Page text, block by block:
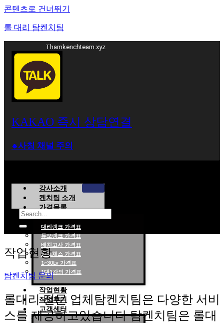
콘텐츠로 건너뛰기
롤 대리 탐켄치팀
Thamkenchteam.xyz
KAKAO 즉시 상담연결
⁕사칭 채널 주의
강사소개
켄치팀 소개
가격목록
대리랭크 가격표
듀오랭크 가격표
배치고사 가격표
롤토체스 가격표
1~30Lv 가격표
1대1강의 가격표
작업현황
작업후기
고객센터
작업현황
탐켄치팀 문의
롤대리 전문 업체탐켄치팀은 다양한 서비
스를 제공하고있습니다 탐켄치팀은 롤대